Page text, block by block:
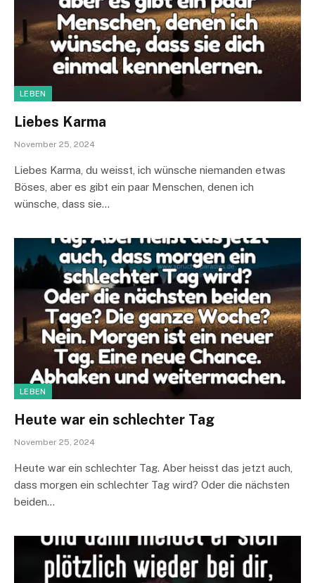
LEBEN
Liebes Karma
November 25, 2024
Liebes Karma, du weisst, ich wünsche niemanden etwas
Böses, aber es gibt ein paar Menschen, denen ich
wünsche, dass sie…
LEBEN
Heute war ein schlechter Tag
November 25, 2024
Heute war ein schlechter Tag. Aber heisst das jetzt auch,
dass morgen ein schlechter Tag wird? Oder die nächsten
beiden…